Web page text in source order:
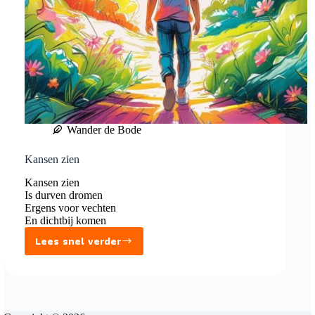
Wander de Bode
Kansen zien
Kansen zien
Is durven dromen
Ergens voor vechten
En dichtbij komen
Lees snel verder
Kansen